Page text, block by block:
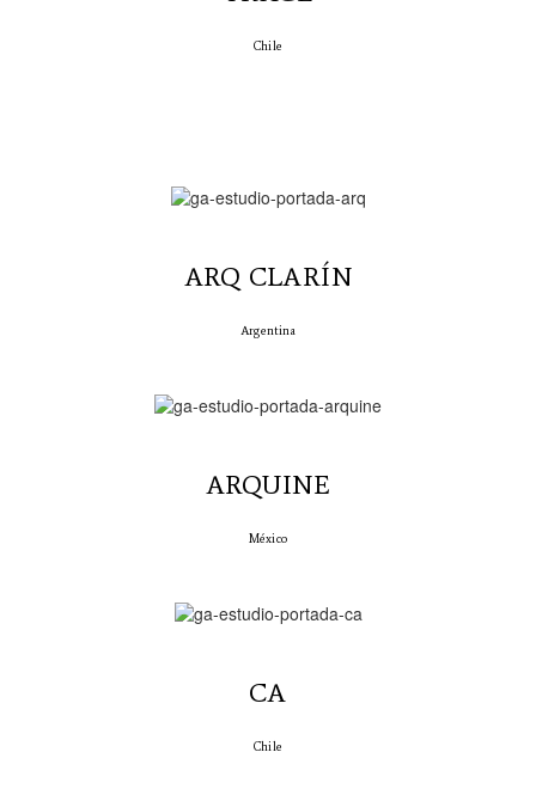
Chile
ARQ CLARÍN
Argentina
ARQUINE
México
CA
Chile